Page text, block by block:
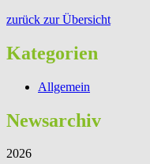
zurück zur Übersicht
Kategorien
Allgemein
Newsarchiv
2026